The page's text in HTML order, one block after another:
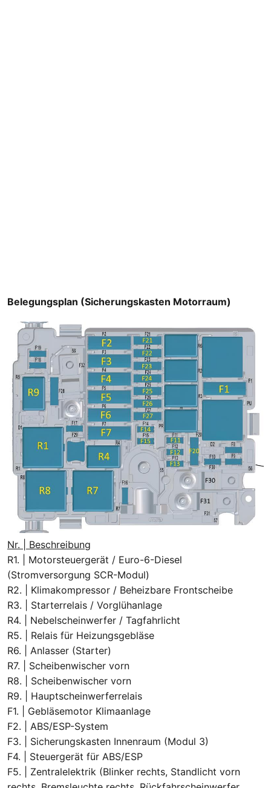
Belegungsplan (Sicherungskasten Motorraum)
Nr. | Beschreibung
R1. | Motorsteuergerät / Euro-6-Diesel
(Stromversorgung SCR-Modul)
R2. | Klimakompressor / Beheizbare Frontscheibe
R3. | Starterrelais / Vorglühanlage
R4. | Nebelscheinwerfer / Tagfahrlicht
R5. | Relais für Heizungsgebläse
R6. | Anlasser (Starter)
R7. | Scheibenwischer vorn
R8. | Scheibenwischer vorn
R9. | Hauptscheinwerferrelais
F1. | Gebläsemotor Klimaanlage
F2. | ABS/ESP-System
F3. | Sicherungskasten Innenraum (Modul 3)
F4. | Steuergerät für ABS/ESP
F5. | Zentralelektrik (Blinker rechts, Standlicht vorn